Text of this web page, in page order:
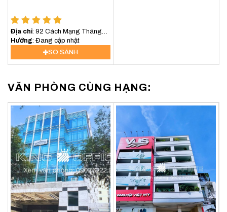
Địa chỉ: 92 Cách Mạng Tháng
Tám, Phường Xuân Hòa, TP.HCM
Hướng : Đang cập nhật
SO SÁNH
VĂN PHÒNG CÙNG HẠNG: